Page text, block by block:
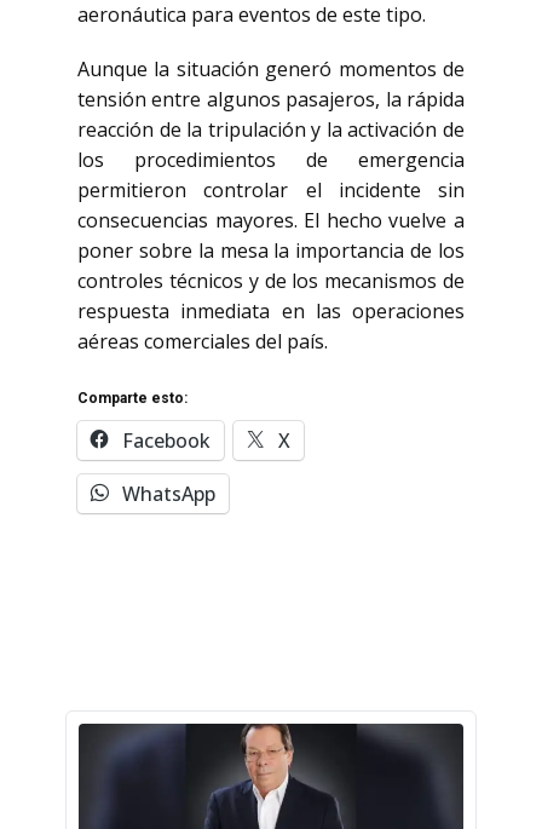
aeronáutica para eventos de este tipo.
Aunque la situación generó momentos de
tensión entre algunos pasajeros, la rápida
reacción de la tripulación y la activación de
los procedimientos de emergencia
permitieron controlar el incidente sin
consecuencias mayores. El hecho vuelve a
poner sobre la mesa la importancia de los
controles técnicos y de los mecanismos de
respuesta inmediata en las operaciones
aéreas comerciales del país.
Comparte esto:
Facebook
X
WhatsApp